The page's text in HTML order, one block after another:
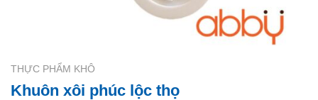
THỰC PHẨM KHÔ
Khuôn xôi phúc lộc thọ